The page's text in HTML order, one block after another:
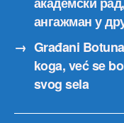
ангажман у
→ Građani
koga, već se
svog sela